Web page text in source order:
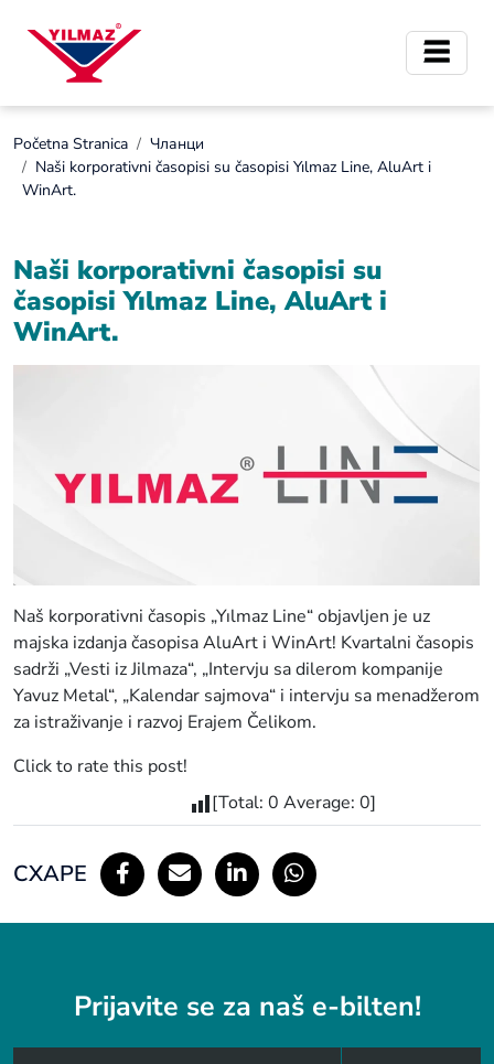
Početna Stranica
Чланци
Naši korporativni časopisi su časopisi Yılmaz Line, AluArt i
WinArt.
Naši korporativni časopisi su
časopisi Yılmaz Line, AluArt i
WinArt.
Naš korporativni časopis „Yılmaz Line“ objavljen je uz
majska izdanja časopisa AluArt i WinArt! Kvartalni časopis
sadrži „Vesti iz Jilmaza“, „Intervju sa dilerom kompanije
Yavuz Metal“, „Kalendar sajmova“ i intervju sa menadžerom
za istraživanje i razvoj Erajem Čelikom.
Click to rate this post!
[Total: 0 Average: 0]
СХАРЕ
Prijavite se za naš e-bilten!